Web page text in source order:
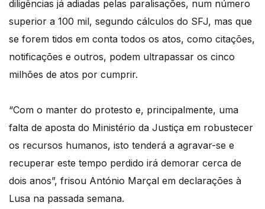
diligências já adiadas pelas paralisações, num número
superior a 100 mil, segundo cálculos do SFJ, mas que
se forem tidos em conta todos os atos, como citações,
notificações e outros, podem ultrapassar os cinco
milhões de atos por cumprir.
“Com o manter do protesto e, principalmente, uma
falta de aposta do Ministério da Justiça em robustecer
os recursos humanos, isto tenderá a agravar-se e
recuperar este tempo perdido irá demorar cerca de
dois anos”, frisou António Marçal em declarações à
Lusa na passada semana.